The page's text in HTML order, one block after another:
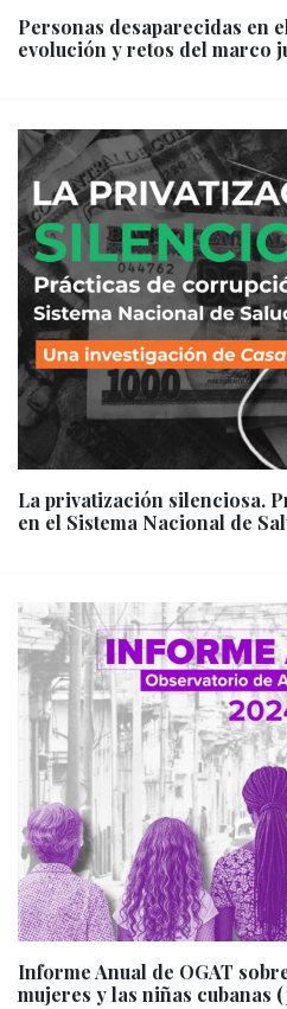
Personas desaparecidas en
evolución y retos del marco
La privatización silenciosa.
en el Sistema Nacional de
Informe Anual de OGAT
mujeres y las niñas cubanas